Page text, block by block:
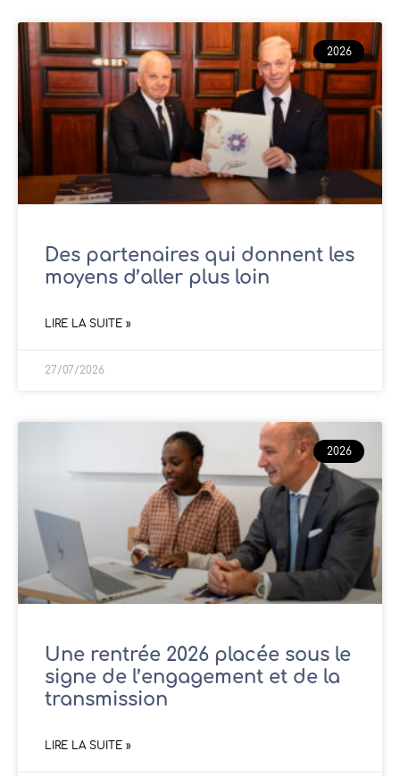
2026
Des partenaires qui donnent les
moyens d’aller plus loin
LIRE LA SUITE »
27/07/2026
2026
Une rentrée 2026 placée sous le
signe de l’engagement et de la
transmission
LIRE LA SUITE »